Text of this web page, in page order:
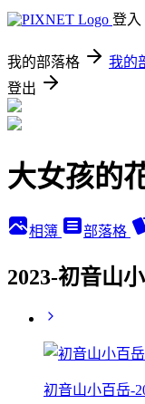
登入
我的部落格 我的
登出
大女孩的
相簿 部落格
2023-初音山
初音山小百岳-